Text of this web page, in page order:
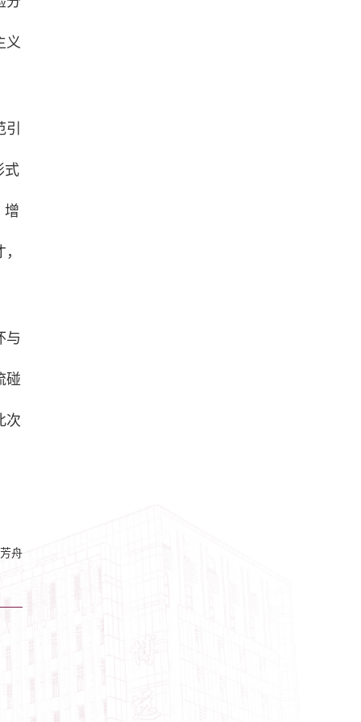
义
式
增
与
碰
次
舟